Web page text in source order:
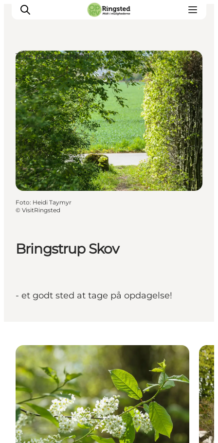
Mest for børn
Ophold
Ringsted Børnefestival
Ringsted Ældrefestival
Naturpark Ringsted
Bringstrup Skov
- et godt sted at tage på opdagelse!
Ture på egen hånd
Foto: Heidi Taymyr
© VisitRingsted